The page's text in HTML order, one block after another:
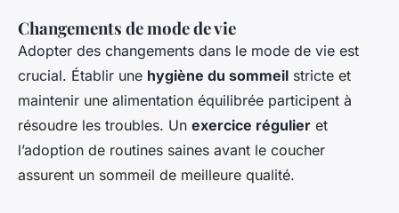
Changements de mode de vie
Adopter des changements dans le mode de vie est
crucial. Établir une hygiène du sommeil stricte et
maintenir une alimentation équilibrée participent à
résoudre les troubles. Un exercice régulier et
l’adoption de routines saines avant le coucher
assurent un sommeil de meilleure qualité.